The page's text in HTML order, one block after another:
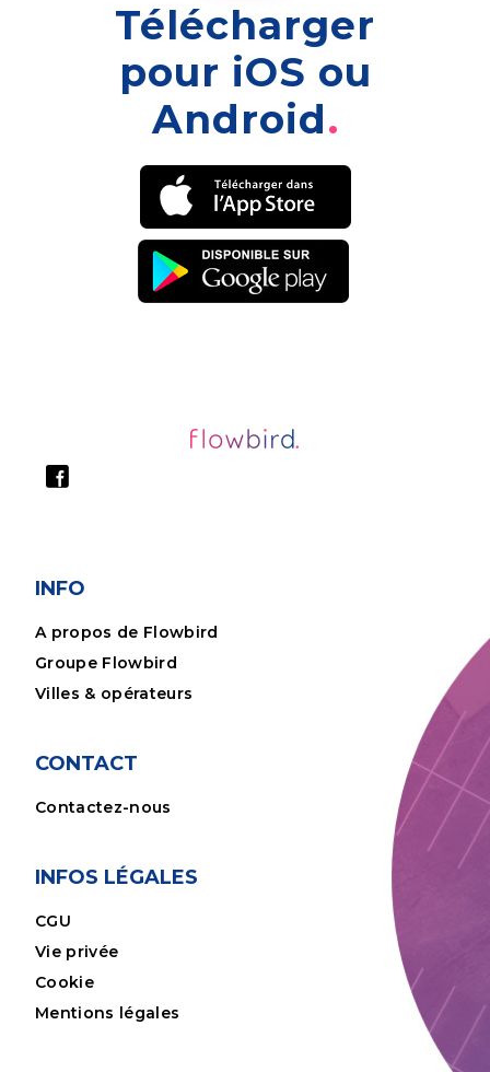
Télécharger
pour iOS ou
Android
INFO
A propos de Flowbird
Groupe Flowbird
Villes & opérateurs
CONTACT
Contactez-nous
INFOS LÉGALES
CGU
Vie privée
Cookie
Mentions légales